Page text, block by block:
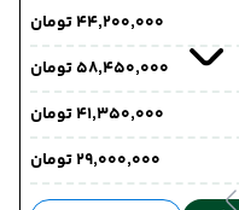
۴۴٬۲۰۰٬۰۰۰ تومان
۵۸٬۴۵۰٬۰۰۰ تومان
۴۱٬۳۵۰٬۰۰۰ تومان
۲۹٬۰۰۰٬۰۰۰ تومان